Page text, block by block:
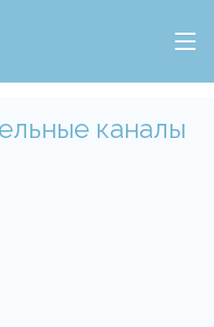
каналы